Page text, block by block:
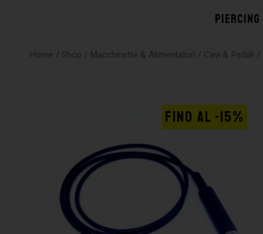
PIERCING
Home / Shop / Macchinette & Alimentatori / Cavi & Pedali /
FINO AL -15%